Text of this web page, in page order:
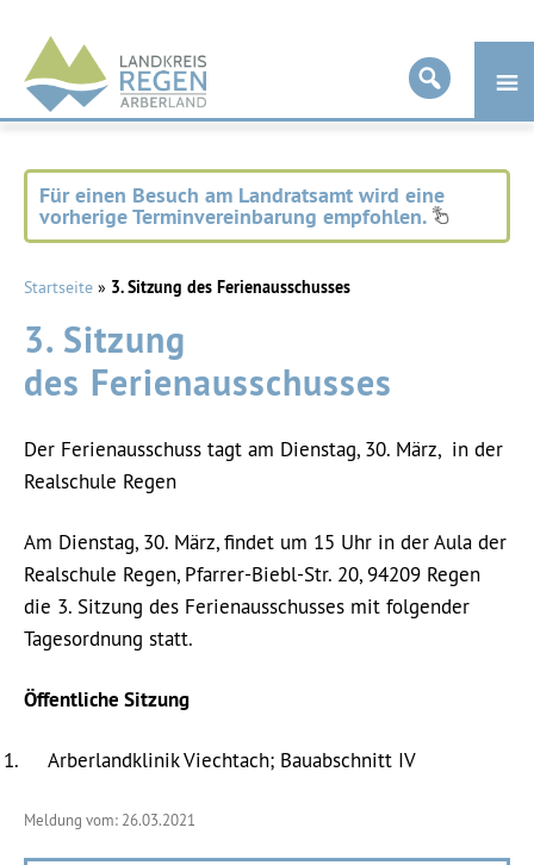
Landkreis
Regen
Für einen Besuch am Landratsamt wird eine
vorherige Terminvereinbarung empfohlen.
Startseite » 3. Sitzung des Ferienausschusses
3. Sitzung
des Ferienausschusses
Der Ferienausschuss tagt am Dienstag, 30. März, in der
Realschule Regen
Am Dienstag, 30. März, findet um 15 Uhr in der Aula der
Realschule Regen, Pfarrer-Biebl-Str. 20, 94209 Regen
die 3. Sitzung des Ferienausschusses mit folgender
Tagesordnung statt.
Öffentliche Sitzung
Arberlandklinik Viechtach; Bauabschnitt IV
Meldung vom: 26.03.2021